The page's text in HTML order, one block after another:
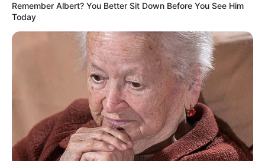
Remember Albert? You Better Sit Down Before You See Him
Today